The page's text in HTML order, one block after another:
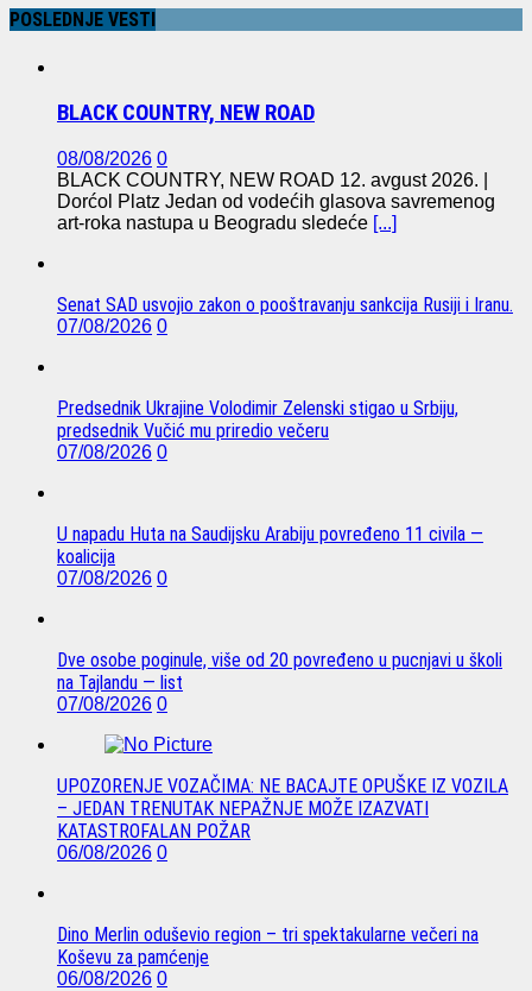
POSLEDNJE VESTI
BLACK COUNTRY, NEW ROAD
08/08/2026 0
BLACK COUNTRY, NEW ROAD 12. avgust 2026. |
Dorćol Platz Jedan od vodećih glasova savremenog
art-roka nastupa u Beogradu sledeće [...]
Senat SAD usvojio zakon o pooštravanju sankcija Rusiji i Iranu.
07/08/2026 0
Predsednik Ukrajine Volodimir Zelenski stigao u Srbiju,
predsednik Vučić mu priredio večeru
07/08/2026 0
U napadu Huta na Saudijsku Arabiju povređeno 11 civila —
koalicija
07/08/2026 0
Dve osobe poginule, više od 20 povređeno u pucnjavi u školi
na Tajlandu — list
07/08/2026 0
UPOZORENJE VOZAČIMA: NE BACAJTE OPUŠKE IZ VOZILA
– JEDAN TRENUTAK NEPAŽNJE MOŽE IZAZVATI
KATASTROFALAN POŽAR
06/08/2026 0
Dino Merlin oduševio region – tri spektakularne večeri na
Koševu za pamćenje
06/08/2026 0